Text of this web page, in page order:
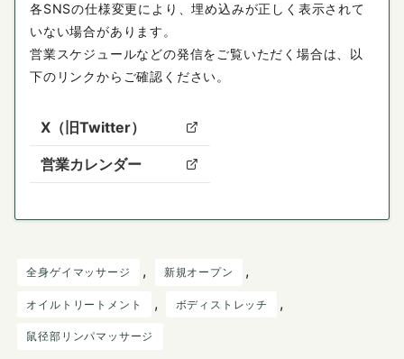
各SNSの仕様変更により、埋め込みが正しく表示されて
いない場合があります。
営業スケジュールなどの発信をご覧いただく場合は、以
下のリンクからご確認ください。
X（旧Twitter）
営業カレンダー
全身ゲイマッサージ , 新規オープン ,
オイルトリートメント , ボディストレッチ ,
鼠径部リンパマッサージ